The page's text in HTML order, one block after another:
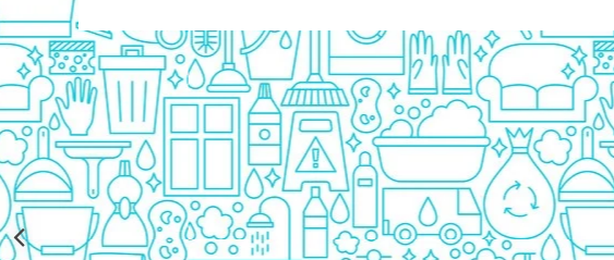
Rezerva Odorizant Camera
Rezerva Odorizant Camera Glade
Rezerva Odorizant Camera Air Wick
Ingrijire Bebelusi
Servetele Umede Bebelusi
Suplimente Bebelusi
Lenjerii
Ingrijire Bebelusi